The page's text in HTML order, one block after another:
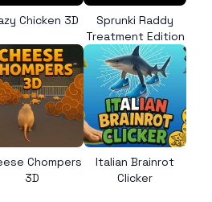
Chicken 3D
Sprunki Raddy
Treatment Edition
Chompers
3D
Italian Brainrot
Clicker